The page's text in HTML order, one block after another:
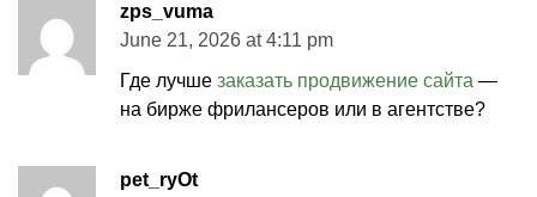
zps_vuma
June 21, 2026 at 4:11 pm
Где лучше заказать продвижение сайта —
на бирже фрилансеров или в агентстве?
pet_ryOt